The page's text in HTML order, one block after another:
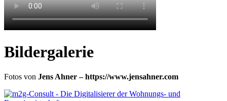
Bildergalerie
Fotos von Jens Ahner – https://www.jensahner.com